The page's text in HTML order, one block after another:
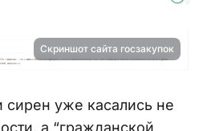
Скриншот сайта госзакупок
уже касались не
а “гражданской